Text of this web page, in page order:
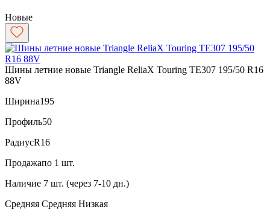
Новые
Шины летние новые Triangle ReliaX Touring TE307 195/50 R16
88V
Ширина195
Профиль50
РадиусR16
Продажапо 1 шт.
Наличие 7 шт. (через 7-10 дн.)
Средняя Средняя Низкая